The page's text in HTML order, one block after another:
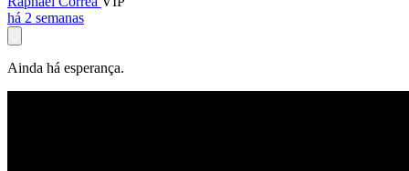
há 2 semanas
Ainda há esperança.